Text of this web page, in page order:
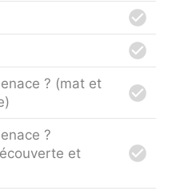
? (mat et
?
et